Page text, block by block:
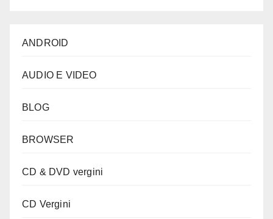
ANDROID
AUDIO E VIDEO
BLOG
BROWSER
CD & DVD vergini
CD Vergini